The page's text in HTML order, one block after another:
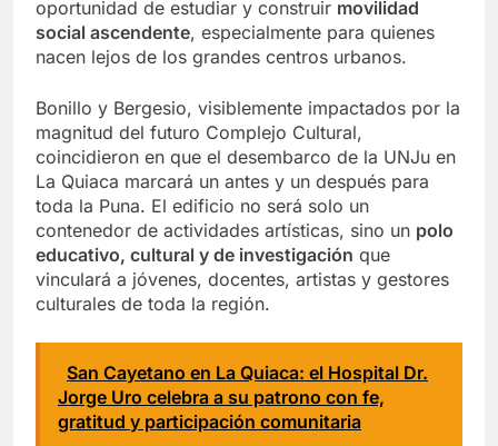
oportunidad de estudiar y construir movilidad
social ascendente, especialmente para quienes
nacen lejos de los grandes centros urbanos.
Bonillo y Bergesio, visiblemente impactados por la
magnitud del futuro Complejo Cultural,
coincidieron en que el desembarco de la UNJu en
La Quiaca marcará un antes y un después para
toda la Puna. El edificio no será solo un
contenedor de actividades artísticas, sino un polo
educativo, cultural y de investigación que
vinculará a jóvenes, docentes, artistas y gestores
culturales de toda la región.
San Cayetano en La Quiaca: el Hospital Dr.
Jorge Uro celebra a su patrono con fe,
gratitud y participación comunitaria